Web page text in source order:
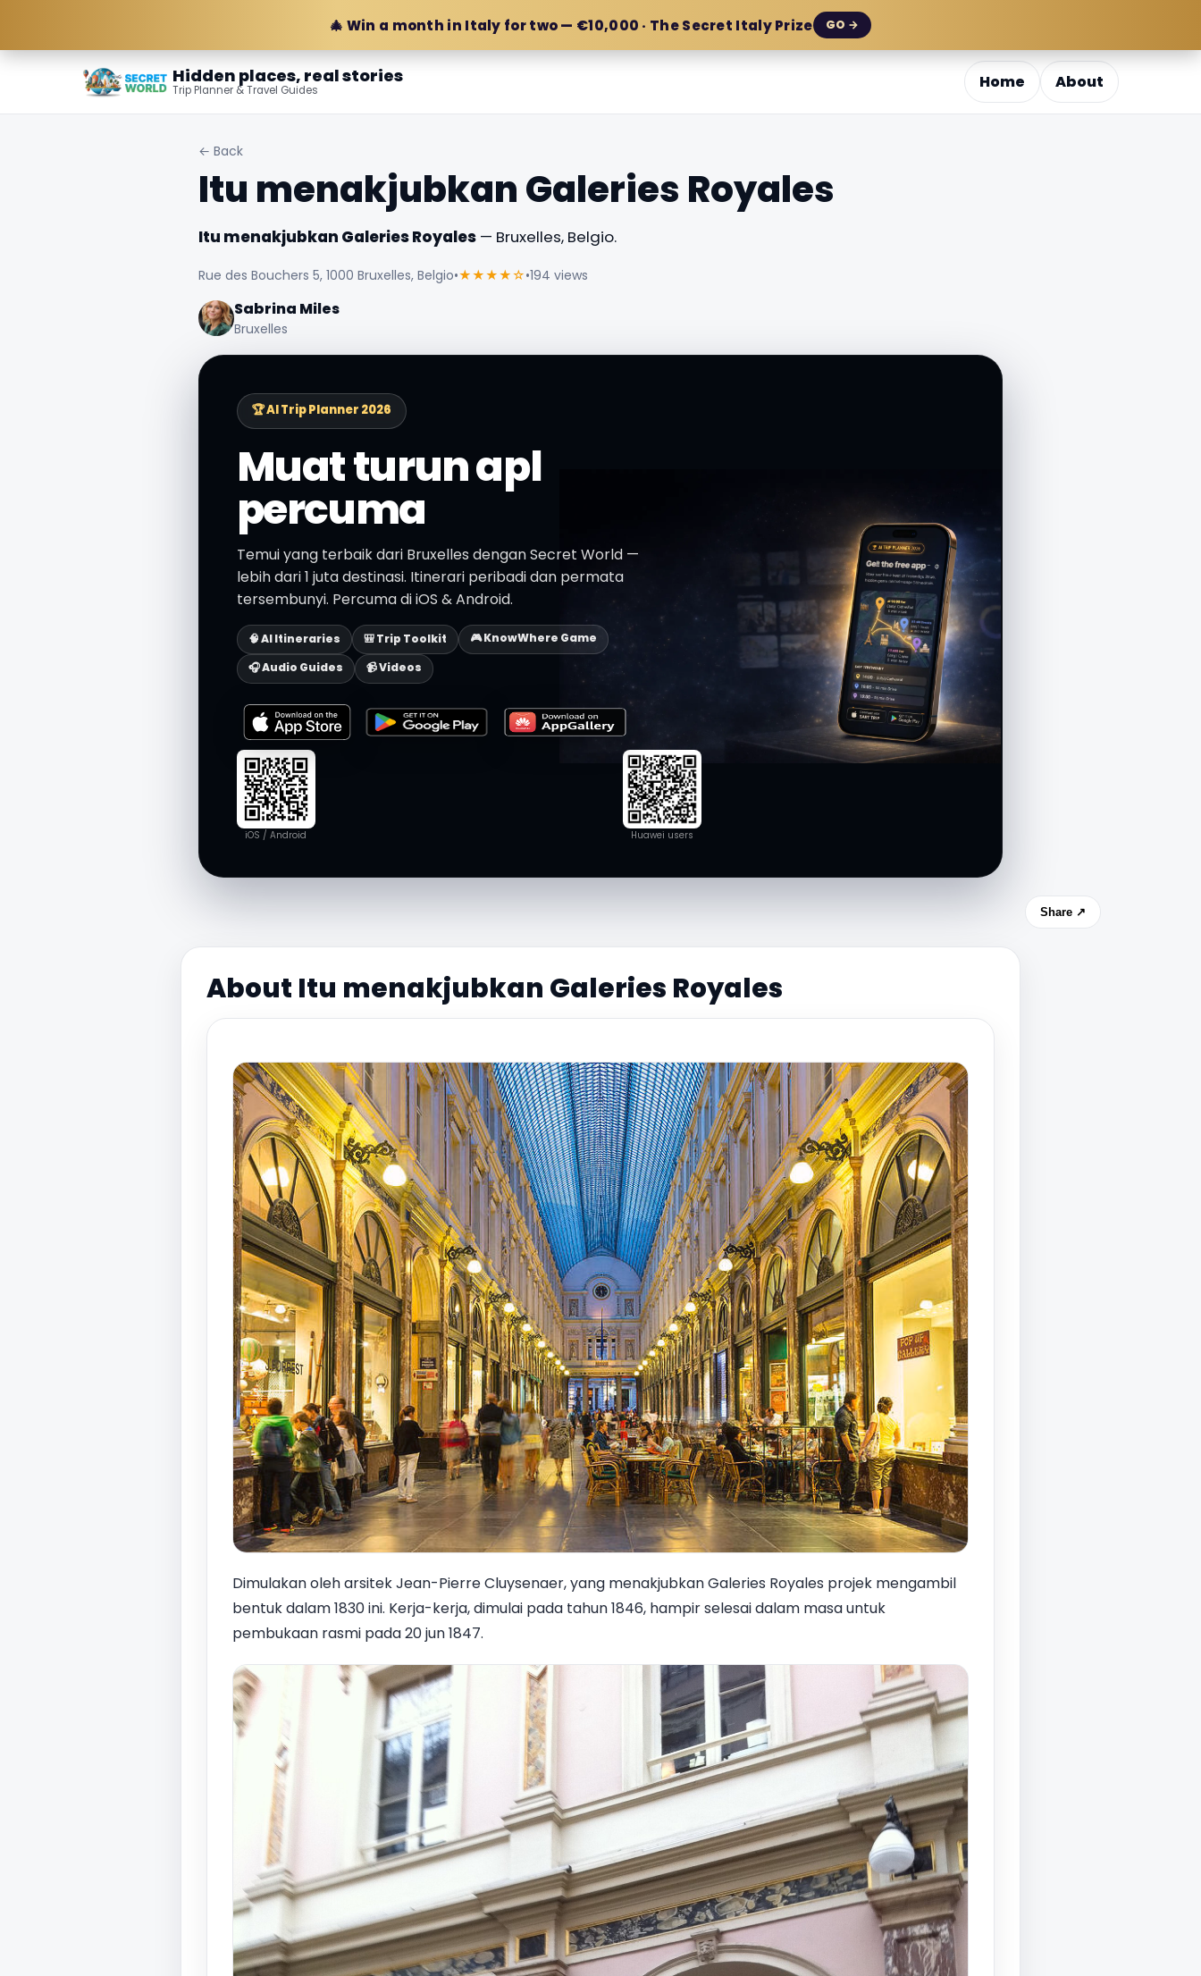
🎄 Win a month in Italy for two — €10,000 · The Secret Italy Prize GO →
Hidden places, real stories
Trip Planner & Travel Guides Home About
← Back
Itu menakjubkan Galeries Royales
Itu menakjubkan Galeries Royales— Bruxelles, Belgio.
Rue des Bouchers 5, 1000 Bruxelles, Belgio•★★★★☆•194 views
Sabrina Miles
Bruxelles
🏆 AI Trip Planner 2026
Muat turun apl
percuma
Temui yang terbaik dari Bruxelles dengan Secret World —
lebih dari 1 juta destinasi. Itinerari peribadi dan permata
tersembunyi. Percuma di iOS & Android.
🧠 AI Itineraries 🎒 Trip Toolkit
🎮 KnowWhere Game
🎧 Audio Guides
📹 Videos
iOS / Android Huawei users
Share ↗
About Itu menakjubkan Galeries Royales
Dimulakan oleh arsitek Jean-Pierre Cluysenaer, yang menakjubkan Galeries Royales projek mengambil
bentuk dalam 1830 ini. Kerja-kerja, dimulai pada tahun 1846, hampir selesai dalam masa untuk
pembukaan rasmi pada 20 jun 1847.